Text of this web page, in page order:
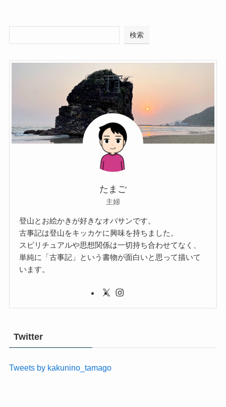
検索
たまご
主婦
登山とお絵かきが好きなオバサンです。
古事記は登山をキッカケに興味を持ちました。
スピリチュアルや思想関係は一切持ち合わせてなく、
単純に「古事記」という書物が面白いと思って描いて
います。
Twitter
Tweets by kakunino_tamago